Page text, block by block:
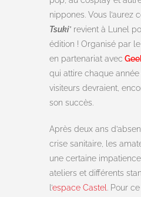
nippones. Vous l’aurez
Tsuki”revient à Lunel
édition ! Organisé par
en partenariat avec
qui attire chaque
visiteurs devraient,
son succès.
Après deux ans
crise sanitaire, les
une certaine
ateliers et différents
l’espace Castel. Pour